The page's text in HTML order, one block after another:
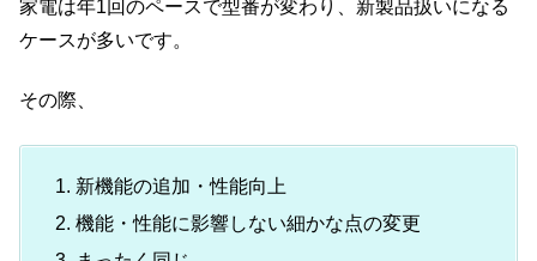
家電は年1回のペースで型番が変わり、新製品扱いになる
ケースが多いです。
その際、
新機能の追加・性能向上
機能・性能に影響しない細かな点の変更